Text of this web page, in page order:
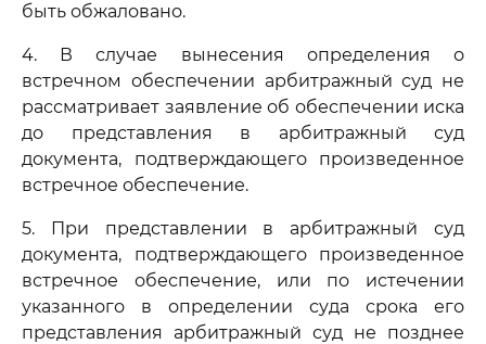
быть обжаловано.
4. В случае вынесения определения о
встречном обеспечении арбитражный суд не
рассматривает заявление об обеспечении иска
до представления в арбитражный суд
документа, подтверждающего произведенное
встречное обеспечение.
5. При представлении в арбитражный суд
документа, подтверждающего произведенное
встречное обеспечение, или по истечении
указанного в определении суда срока его
представления арбитражный суд не позднее